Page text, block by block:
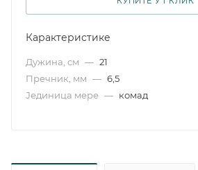
Карактеристике
Дужина, см — 21
Пречник, мм — 6,5
Јединица мере — комад